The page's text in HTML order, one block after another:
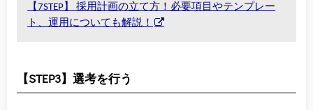
【7STEP】 採用計画の立て方！必要項目やテンプレー
ト、運用についても解説！
【STEP3】選考を行う